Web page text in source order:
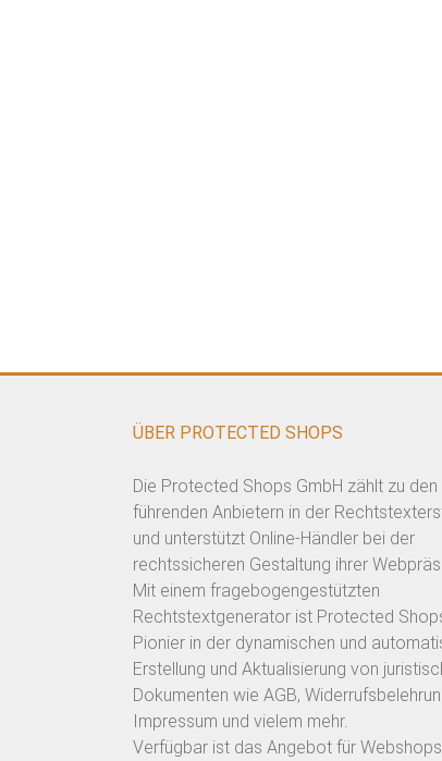
ÜBER PROTECTED SHOPS
Die Protected Shops GmbH zählt zu den
führenden Anbietern in der
und unterstützt Online-Händler bei der
rechtssicheren Gestaltung ihrer
Mit einem fragebogengestützten
Rechtstextgenerator ist Protected
Pionier in der dynamischen und
Erstellung und Aktualisierung von
Dokumenten wie AGB,
Impressum und vielem mehr.
Verfügbar ist das Angebot für